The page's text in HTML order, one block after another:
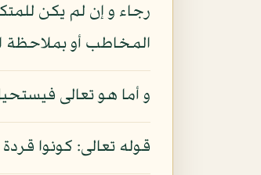
رجاء و إن لم يكن
المخاطب أو بملاحظة
و أما هو تعالى
قوله تعالى: كونوا